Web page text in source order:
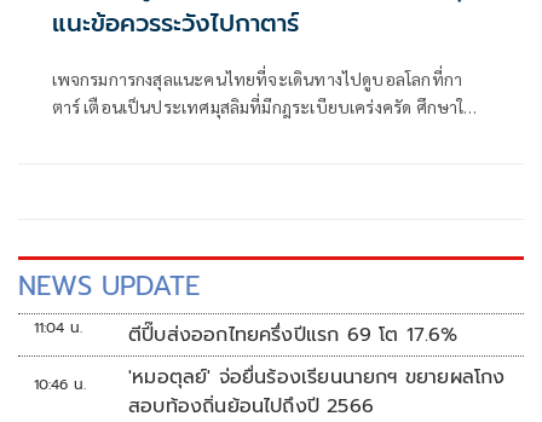
แนะข้อควรระวังไปกาตาร์
เพจกรมการกงสุลแนะคนไทยที่จะเดินทางไปดูบอลโลกที่กา
ตาร์ เตือนเป็นประเทศมุสลิมที่มีกฎระเบียบเคร่งครัด ศึกษาให้ดี
NEWS UPDATE
11:04 น. ตีปี๊บส่งออกไทยครึ่งปีแรก 69 โต 17.6%
10:46 น.
'หมอตุลย์' จ่อยื่นร้องเรียนนายกฯ ขยายผลโกง
สอบท้องถิ่นย้อนไปถึงปี 2566